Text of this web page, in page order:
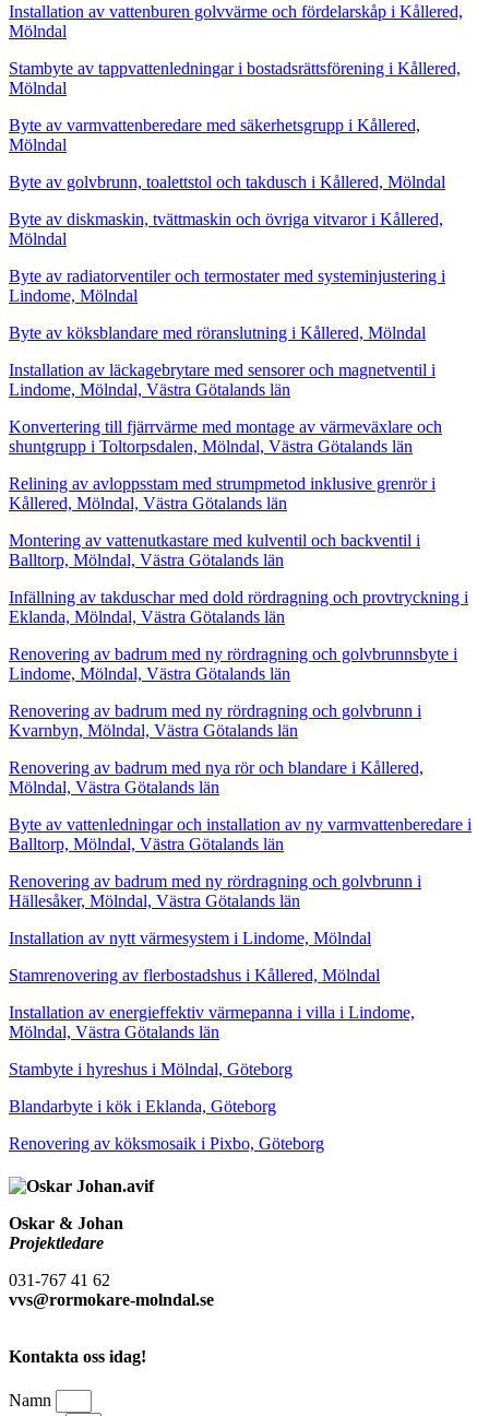
Installation av vattenburen golvvärme och fördelarskåp i Kållered,
Mölndal
Stambyte av tappvattenledningar i bostadsrättsförening i Kållered,
Mölndal
Byte av varmvattenberedare med säkerhetsgrupp i Kållered,
Mölndal
Byte av golvbrunn, toalettstol och takdusch i Kållered, Mölndal
Byte av diskmaskin, tvättmaskin och övriga vitvaror i Kållered,
Mölndal
Byte av radiatorventiler och termostater med systeminjustering i
Lindome, Mölndal
Byte av köksblandare med röranslutning i Kållered, Mölndal
Installation av läckagebrytare med sensorer och magnetventil i
Lindome, Mölndal, Västra Götalands län
Konvertering till fjärrvärme med montage av värmeväxlare och
shuntgrupp i Toltorpsdalen, Mölndal, Västra Götalands län
Relining av avloppsstam med strumpmetod inklusive grenrör i
Kållered, Mölndal, Västra Götalands län
Montering av vattenutkastare med kulventil och backventil i
Balltorp, Mölndal, Västra Götalands län
Infällning av takduschar med dold rördragning och provtryckning i
Eklanda, Mölndal, Västra Götalands län
Renovering av badrum med ny rördragning och golvbrunnsbyte i
Lindome, Mölndal, Västra Götalands län
Renovering av badrum med ny rördragning och golvbrunn i
Kvarnbyn, Mölndal, Västra Götalands län
Renovering av badrum med nya rör och blandare i Kållered,
Mölndal, Västra Götalands län
Byte av vattenledningar och installation av ny varmvattenberedare i
Balltorp, Mölndal, Västra Götalands län
Renovering av badrum med ny rördragning och golvbrunn i
Hällesåker, Mölndal, Västra Götalands län
Installation av nytt värmesystem i Lindome, Mölndal
Stamrenovering av flerbostadshus i Kållered, Mölndal
Installation av energieffektiv värmepanna i villa i Lindome,
Mölndal, Västra Götalands län
Stambyte i hyreshus i Mölndal, Göteborg
Blandarbyte i kök i Eklanda, Göteborg
Renovering av köksmosaik i Pixbo, Göteborg
Oskar & Johan
Projektledare
031-767 41 62
vvs@rormokare-molndal.se
Kontakta oss idag!
Namn